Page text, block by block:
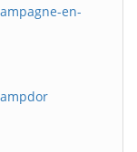
en-